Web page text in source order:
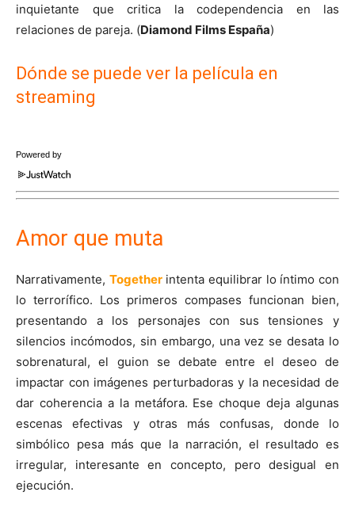
inquietante que critica la codependencia en las
relaciones de pareja. (Diamond Films España)
Dónde se puede ver la película en
streaming
Powered by
Amor que muta
Narrativamente, Togetherintenta equilibrar lo íntimo con
lo terrorífico. Los primeros compases funcionan bien,
presentando a los personajes con sus tensiones y
silencios incómodos, sin embargo, una vez se desata lo
sobrenatural, el guion se debate entre el deseo de
impactar con imágenes perturbadoras y la necesidad de
dar coherencia a la metáfora. Ese choque deja algunas
escenas efectivas y otras más confusas, donde lo
simbólico pesa más que la narración, el resultado es
irregular, interesante en concepto, pero desigual en
ejecución.